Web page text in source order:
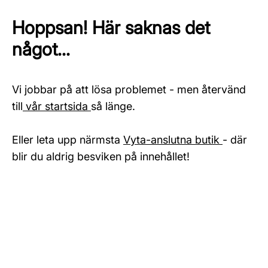
Hoppsan! Här saknas det
något...
Vi jobbar på att lösa problemet - men återvänd
till vår startsida så länge.
Eller leta upp närmsta Vyta-anslutna butik - där
blir du aldrig besviken på innehållet!